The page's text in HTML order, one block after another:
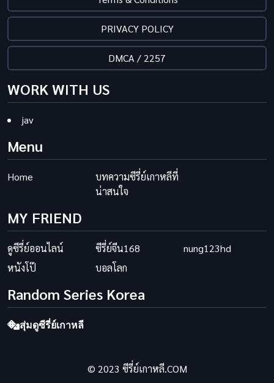
PRIVACY POLICY
DMCA / 2257
WORK WITH US
jav
Menu
Home
บทความซีรี่ย์เกาหลีที่
น่าสนใจ
MY FRIEND
ดูซีรี่ย์ออนไลน์ ซีรี่ย์จีน168
nung123hd
หนังโป๊
บอลโลก
Random Series Korea
สุ่มดูซีรี่ย์เกาหลี
© 2023 ซีรี่ย์เกาหลี.COM